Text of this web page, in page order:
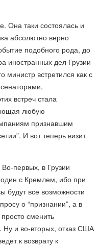
Она таки состоялась и
абсолютно верно
подобного рода, до
иностранных дел Грузии
министр встретился как с
встреч стала
любую
признавшим
И вот теперь визит
первых, в Грузии
один с Кремлем, ибо при
будут все возможности
о “признании”, а в
сменить
Ну и во-вторых, отказ США
к возврату к